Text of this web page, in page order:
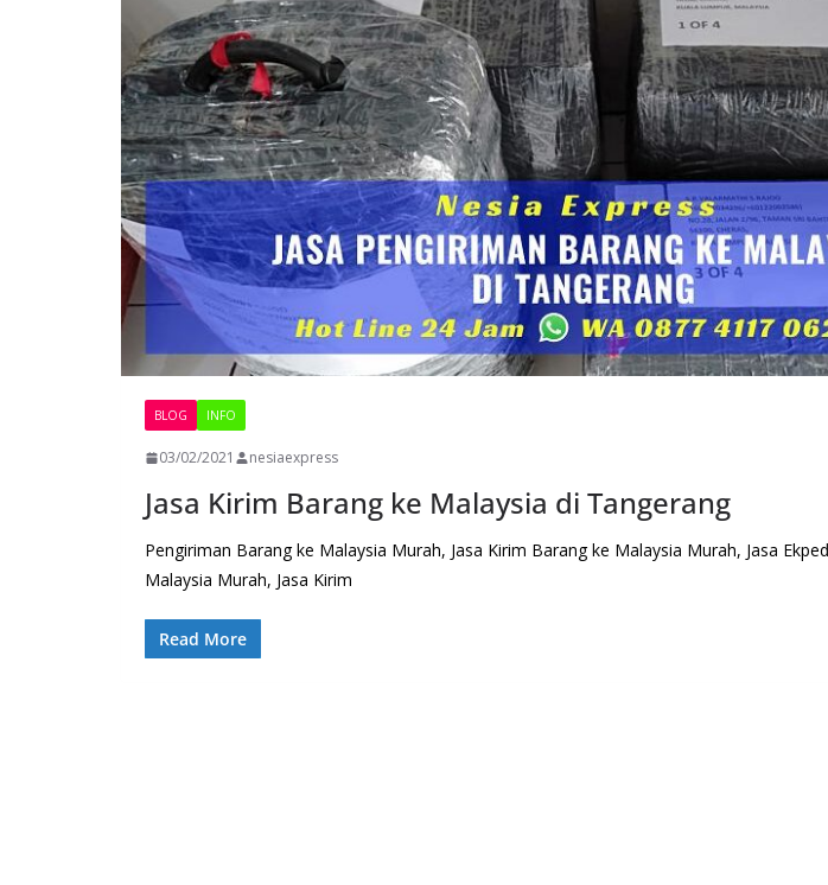
BLOG INFO
03/02/2021 nesiaexpress
Jasa Kirim Barang ke Malaysia di Tangerang
Pengiriman Barang ke Malaysia Murah, Jasa Kirim Barang ke Malaysia Murah, Jasa
Malaysia Murah, Jasa Kirim
Read More